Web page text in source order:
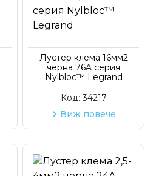
Лустер клема 16мм2
черна 76A серия
Nylbloc™ Legrand
Код:34217
Виж повече